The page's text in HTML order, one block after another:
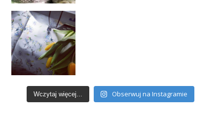
Wczytaj więcej... Obserwuj na Instagramie